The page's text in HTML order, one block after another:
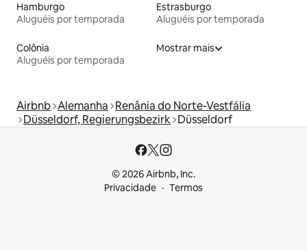
Hamburgo
Aluguéis por temporada
Estrasburgo
Aluguéis por temporada
Colônia
Aluguéis por temporada
Mostrar mais
Airbnb Alemanha Renânia do Norte-Vestfália
Düsseldorf, Regierungsbezirk Düsseldorf
© 2026 Airbnb, Inc.
Privacidade
Termos